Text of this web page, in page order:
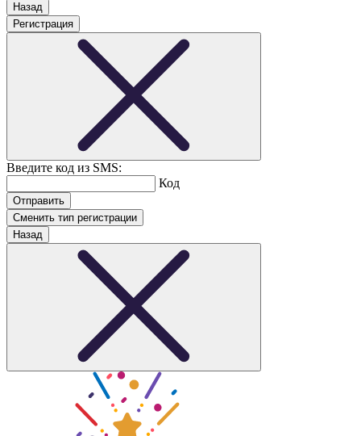
Назад
Регистрация
Введите код из SMS:
Код
Сменить тип регистрации
Назад